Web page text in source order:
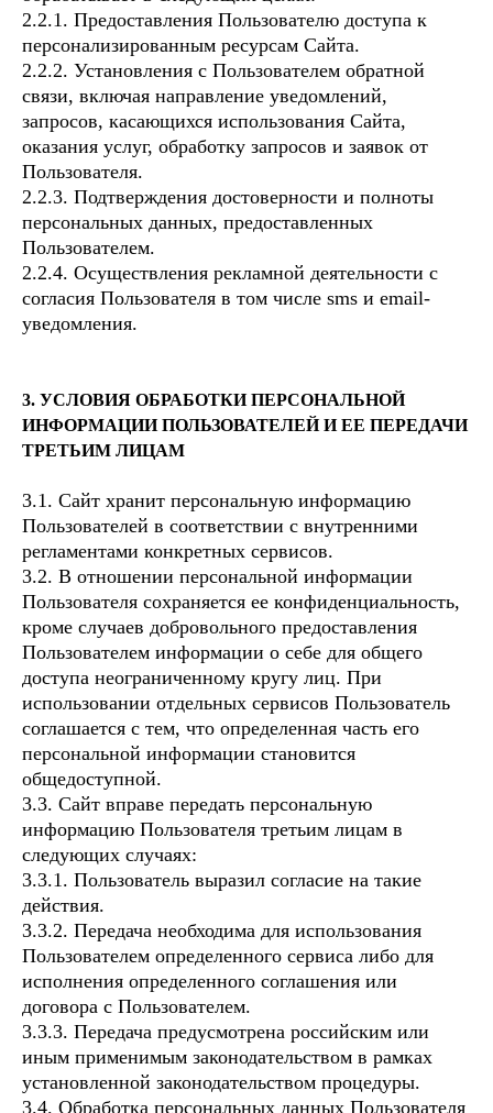
2.2.1. Предоставления Пользователю доступа к
персонализированным ресурсам Сайта.
2.2.2. Установления с Пользователем обратной
связи, включая направление уведомлений,
запросов, касающихся использования Сайта,
оказания услуг, обработку запросов и заявок от
Пользователя.
2.2.3. Подтверждения достоверности и полноты
персональных данных, предоставленных
Пользователем.
2.2.4. Осуществления рекламной деятельности с
согласия Пользователя в том числе sms и email-
уведомления.
3. УСЛОВИЯ ОБРАБОТКИ ПЕРСОНАЛЬНОЙ
ИНФОРМАЦИИ ПОЛЬЗОВАТЕЛЕЙ И ЕЕ ПЕРЕДАЧИ
ТРЕТЬИМ ЛИЦАМ
3.1. Сайт хранит персональную информацию
Пользователей в соответствии с внутренними
регламентами конкретных сервисов.
3.2. В отношении персональной информации
Пользователя сохраняется ее конфиденциальность,
кроме случаев добровольного предоставления
Пользователем информации о себе для общего
доступа неограниченному кругу лиц. При
использовании отдельных сервисов Пользователь
соглашается с тем, что определенная часть его
персональной информации становится
общедоступной.
3.3. Сайт вправе передать персональную
информацию Пользователя третьим лицам в
следующих случаях:
3.3.1. Пользователь выразил согласие на такие
действия.
3.3.2. Передача необходима для использования
Пользователем определенного сервиса либо для
исполнения определенного соглашения или
договора с Пользователем.
3.3.3. Передача предусмотрена российским или
иным применимым законодательством в рамках
установленной законодательством процедуры.
3.4. Обработка персональных данных Пользователя